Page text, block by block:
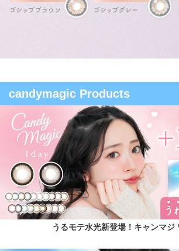
candymagic Products
うるモテ水光新登場！キャンマジ